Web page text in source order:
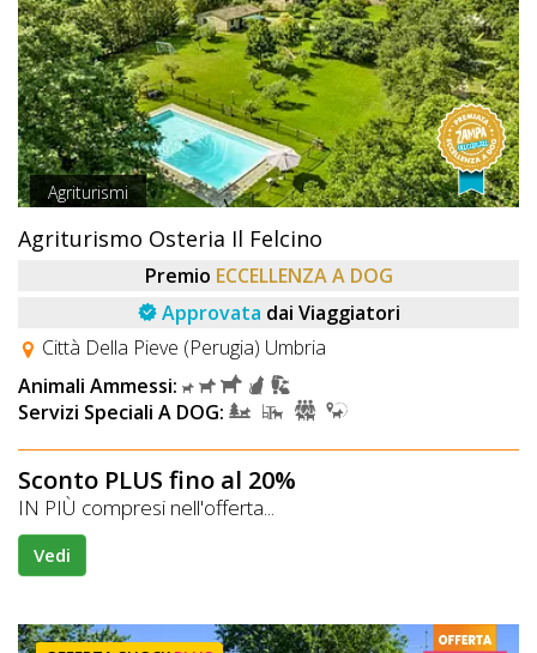
Agriturismi
Agriturismo Osteria Il Felcino
Premio ECCELLENZA A DOG
Approvata dai Viaggiatori
Città Della Pieve (Perugia) Umbria
Animali Ammessi:
Servizi Speciali A DOG:
Sconto PLUS fino al 20%
IN PIÙ compresi nell'offerta...
Vedi